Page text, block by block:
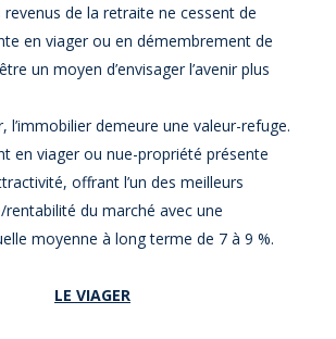
revenus de la retraite ne cessent de
en viager ou en démembrement de
un moyen d’envisager l’avenir plus
l’immobilier demeure une valeur-refuge.
en viager ou nue-propriété présente
offrant l’un des meilleurs
du marché avec une
moyenne à long terme de 7 à 9 %.
LE VIAGER